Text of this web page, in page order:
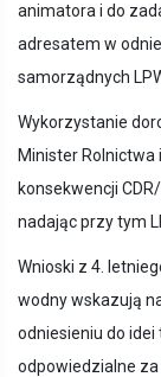
animatora i do
adresatem w
samorządnych
Wykorzystanie
Minister Rolnictwa
konsekwencji
nadając przy tym
Wnioski z 4.
wodny wskazują
odniesieniu do
odpowiedzialne